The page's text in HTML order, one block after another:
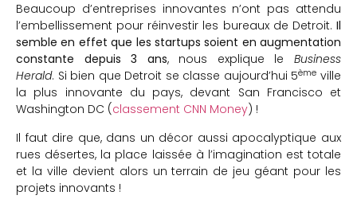
Beaucoup d’entreprises innovantes n’ont pas attendu
l’embellissement pour réinvestir les bureaux de Detroit. Il
semble en effet que les startups soient en augmentation
constante depuis 3 ans, nous explique leBusiness
Herald. Si bien que Detroit se classe aujourd’hui 5ème ville
la plus innovante du pays, devant San Francisco et
Washington DC (classement CNN Money) !
Il faut dire que, dans un décor aussi apocalyptique aux
rues désertes, la place laissée à l’imagination est totale
et la ville devient alors un terrain de jeu géant pour les
projets innovants !